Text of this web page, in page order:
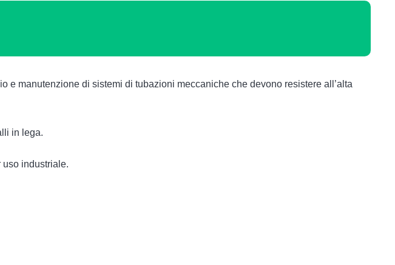
e manutenzione di sistemi di tubazioni meccaniche che devono resistere all’alta
in lega.
industriale.